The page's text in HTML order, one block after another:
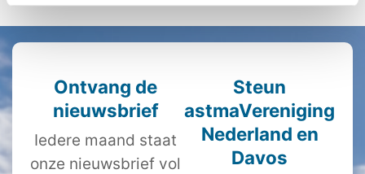
Ontvang de
nieuwsbrief
Iedere maand staat
onze nieuwsbrief vol
Steun
astmaVereniging
Nederland en
Davos